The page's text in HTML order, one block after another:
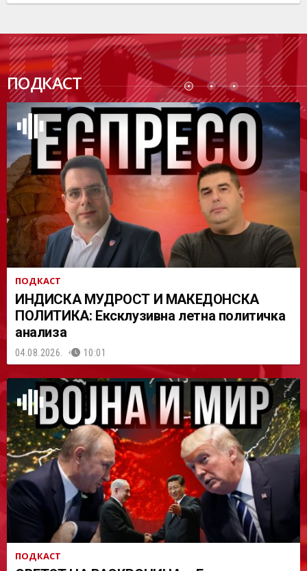
ПОДКАСТ
ПОДК
АСТ
ПОДКАСТ
ИНДИСКА МУДРОСТ И МАКЕДОНСКА
ПОЛИТИКА: Ексклузивна летна политичка
анализа
04.08.2026. 10:01
ПОДКАСТ